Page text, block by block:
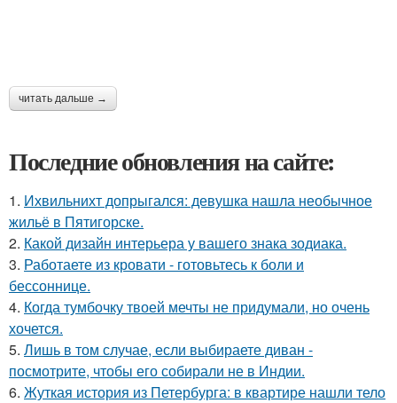
читать дальше →
Последние обновления на сайте:
1. Ихвильнихт допрыгался: девушка нашла необычное
жильё в Пятигорске.
2. Какой дизайн интерьера у вашего знака зодиака.
3. Работаете из кровати - готовьтесь к боли и
бессоннице.
4. Когда тумбочку твоей мечты не придумали, но очень
хочется.
5. Лишь в том случае, если выбираете диван -
посмотрите, чтобы его собирали не в Индии.
6. Жуткая история из Петербурга: в квартире нашли тело